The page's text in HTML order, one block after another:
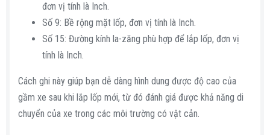
đơn vị tính là Inch.
Số 9: Bề rộng mặt lốp, đơn vị tính là Inch.
Số 15: Đường kính la-zăng phù hợp để lắp lốp, đơn vị
tính là Inch.
Cách ghi này giúp bạn dễ dàng hình dung được độ cao của
gầm xe sau khi lắp lốp mới, từ đó đánh giá được khả năng di
chuyển của xe trong các môi trường có vật cản.